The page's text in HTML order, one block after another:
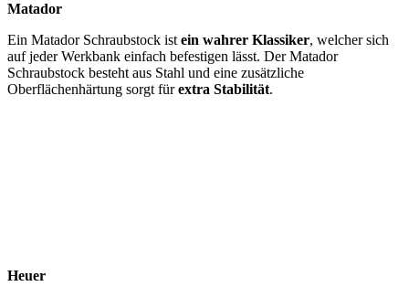
Matador
Ein Matador Schraubstock ist ein wahrer Klassiker, welcher sich
auf jeder Werkbank einfach befestigen lässt. Der Matador
Schraubstock besteht aus Stahl und eine zusätzliche
Oberflächenhärtung sorgt fürextra Stabilität.
Heuer